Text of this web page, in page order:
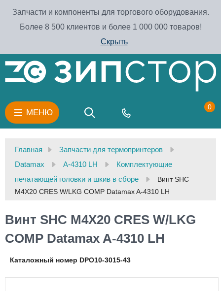
Запчасти и компоненты для торгового оборудования.
Более 8 500 клиентов и более 1 000 000 товаров!
Скрыть
МЕНЮ
0
Главная
Запчасти для термопринтеров
Datamax
A-4310 LH
Комплектующие
печатающей головки и шкив в сборе
Винт SHC
M4X20 CRES W/LKG COMP Datamax A-4310 LH
Винт SHC M4X20 CRES W/LKG
COMP Datamax A-4310 LH
Каталожный номер DPO10-3015-43